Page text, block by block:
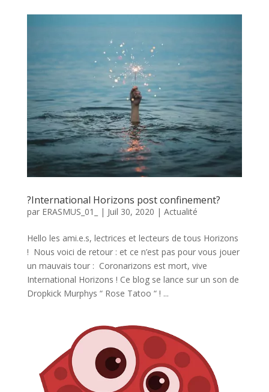
?International Horizons post confinement?
par ERASMUS_01_ | Juil 30, 2020 | Actualité
Hello les ami.e.s, lectrices et lecteurs de tous Horizons
! Nous voici de retour : et ce n’est pas pour vous jouer
un mauvais tour : Coronarizons est mort, vive
International Horizons ! Ce blog se lance sur un son de
Dropkick Murphys “ Rose Tatoo “ ! ...